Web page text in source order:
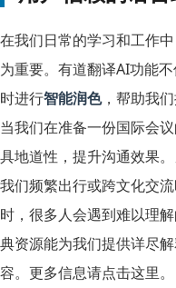
在我们日常的学习和工作
为重要。有道翻译AI功能
时进行智能润色，帮助我
当我们在准备一份国际会
具地道性，提升沟通效果
我们频繁出行或跨文化交
时，很多人会遇到难以理
典资源能为我们提供详尽
容。更多信息请点击这里。